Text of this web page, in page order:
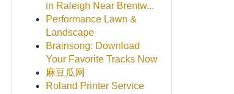
in Raleigh Near Brentw...
Performance Lawn &
Landscape
Brainsong: Download
Your Favorite Tracks Now
麻豆瓜网
Roland Printer Service